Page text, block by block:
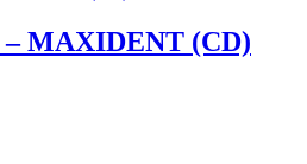
– MAXIDENT (CD)